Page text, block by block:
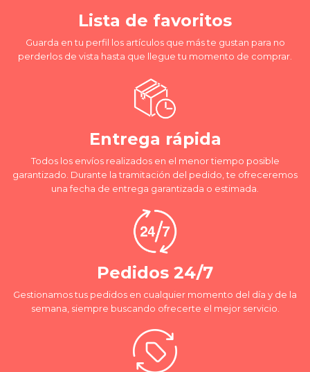
Lista de favoritos
Guarda en tu perfil los artículos que más te gustan para no
perderlos de vista hasta que llegue tu momento de comprar.
Entrega rápida
Todos los envíos realizados en el menor tiempo posible
garantizado. Durante la tramitación del pedido, te ofreceremos
una fecha de entrega garantizada o estimada.
Pedidos 24/7
Gestionamos tus pedidos en cualquier momento del día y de la
semana, siempre buscando ofrecerte el mejor servicio.